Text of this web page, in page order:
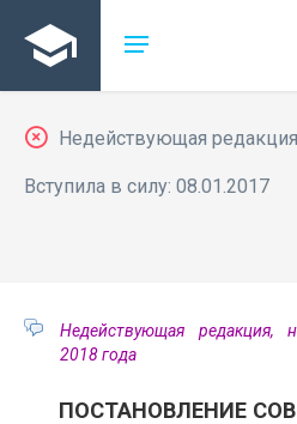
Недействующая
Вступила в силу: 08.01.2017
Недействующая
2018 года
ПОСТАНОВЛЕНИЕ